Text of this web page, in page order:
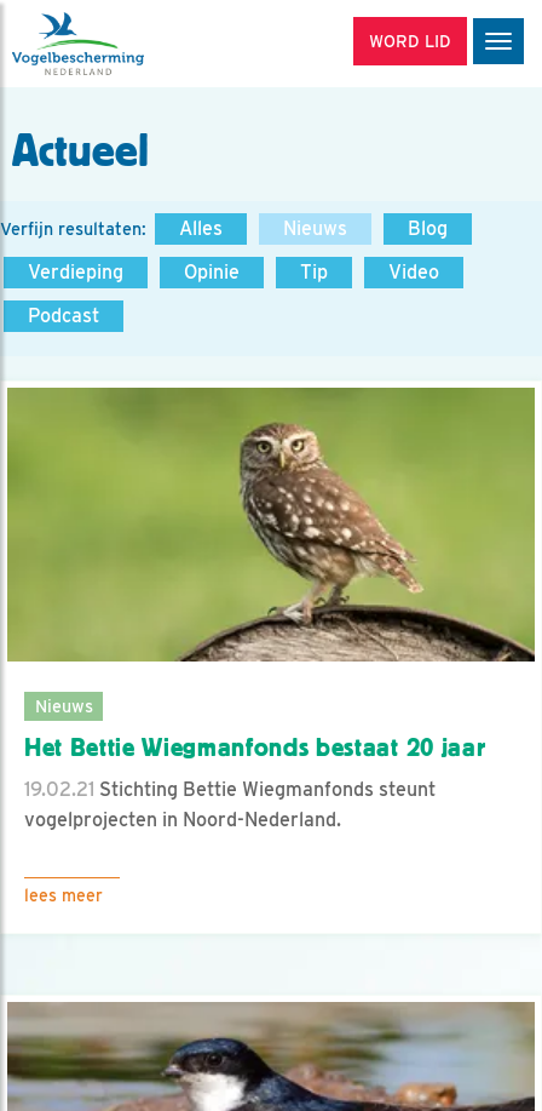
WORD LID
Actueel
Verfijn resultaten: Alles Nieuws
Blog
Verdieping
Opinie Tip
Video
Podcast
Nieuws
Het Bettie Wiegmanfonds bestaat 20 jaar
19.02.21 Stichting Bettie Wiegmanfonds steunt
vogelprojecten in Noord-Nederland.
lees meer